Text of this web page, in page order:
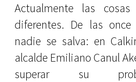
Actualmente las
diferentes. De las once
nadie se salva: en
alcalde Emiliano Canul
superar su